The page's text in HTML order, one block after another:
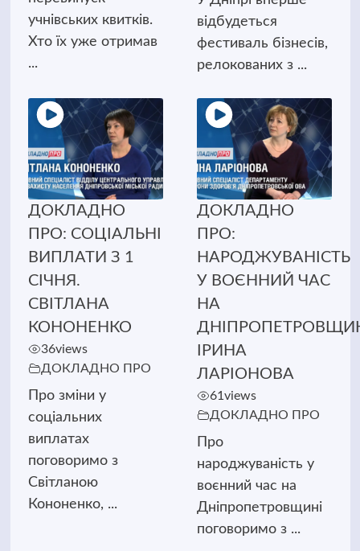
учнівських квитків.
Хто їх уже отримав
...
відбудеться
фестиваль бізнесів,
релокованих з ...
ДОКЛАДНО
ПРО: СОЦІАЛЬНІ
ВИПЛАТИ З 1
СІЧНЯ.
СВІТЛАНА
КОНОНЕНКО
36views
ДОКЛАДНО ПРО
Про зміни у
соціальних
виплатах
поговоримо з
Світланою
Кононенко, ...
ДОКЛАДНО
ПРО:
НАРОДЖУВАНІСТЬ
У ВОЄННИЙ ЧАС
НА
ІРИНА
ЛАРІОНОВА
61 views
ДОКЛАДНО ПРО
Про
народжуваність у
воєнний час на
Дніпропетровщині
поговоримо з ...